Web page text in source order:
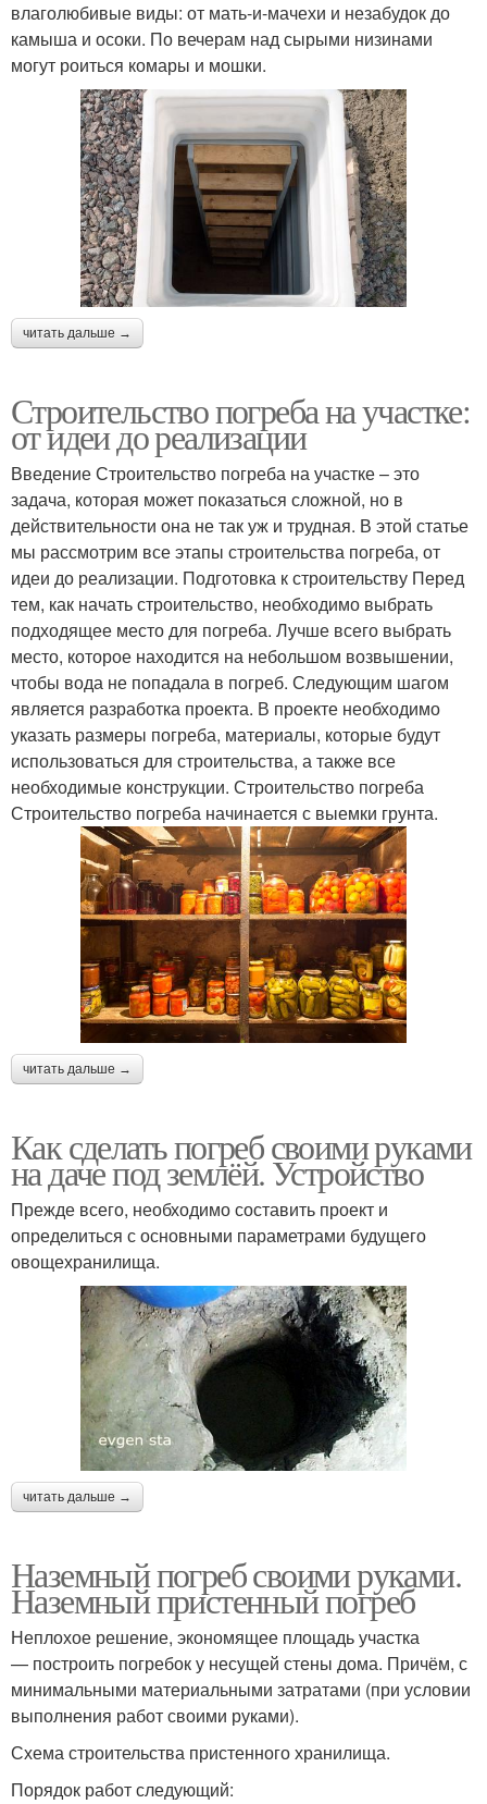
влаголюбивые виды: от мать-и-мачехи и незабудок до
камыша и осоки. По вечерам над сырыми низинами
могут роиться комары и мошки.
читать дальше →
Строительство погреба на участке:
от идеи до реализации
Введение Строительство погреба на участке – это
задача, которая может показаться сложной, но в
действительности она не так уж и трудная. В этой статье
мы рассмотрим все этапы строительства погреба, от
идеи до реализации. Подготовка к строительству Перед
тем, как начать строительство, необходимо выбрать
подходящее место для погреба. Лучше всего выбрать
место, которое находится на небольшом возвышении,
чтобы вода не попадала в погреб. Следующим шагом
является разработка проекта. В проекте необходимо
указать размеры погреба, материалы, которые будут
использоваться для строительства, а также все
необходимые конструкции. Строительство погреба
Строительство погреба начинается с выемки грунта.
читать дальше →
Как сделать погреб своими руками
на даче под землёй. Устройство
Прежде всего, необходимо составить проект и
определиться с основными параметрами будущего
овощехранилища.
читать дальше →
Наземный погреб своими руками.
Наземный пристенный погреб
Неплохое решение, экономящее площадь участка
— построить погребок у несущей стены дома. Причём, с
минимальными материальными затратами (при условии
выполнения работ своими руками).
Схема строительства пристенного хранилища.
Порядок работ следующий: